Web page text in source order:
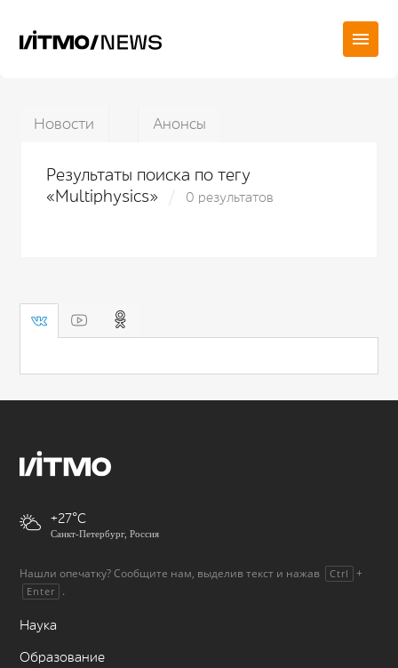
Новости Анонсы
Результаты поиска по тегу
«Multiphysics»
0 результатов
+27
Санкт-Петербург, Россия
Нашли опечатку? Сообщите нам, выделив текст и нажав Ctrl +
Enter .
Наука
Образование